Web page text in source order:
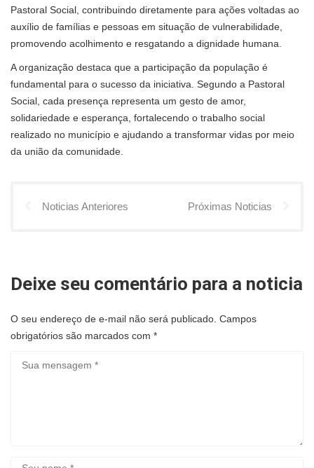
Pastoral Social, contribuindo diretamente para ações voltadas ao
auxílio de famílias e pessoas em situação de vulnerabilidade,
promovendo acolhimento e resgatando a dignidade humana.
A organização destaca que a participação da população é
fundamental para o sucesso da iniciativa. Segundo a Pastoral
Social, cada presença representa um gesto de amor,
solidariedade e esperança, fortalecendo o trabalho social
realizado no município e ajudando a transformar vidas por meio
da união da comunidade.
Noticias Anteriores Próximas Noticias
Deixe seu comentário para a noticia
O seu endereço de e-mail não será publicado. Campos
obrigatórios são marcados com *